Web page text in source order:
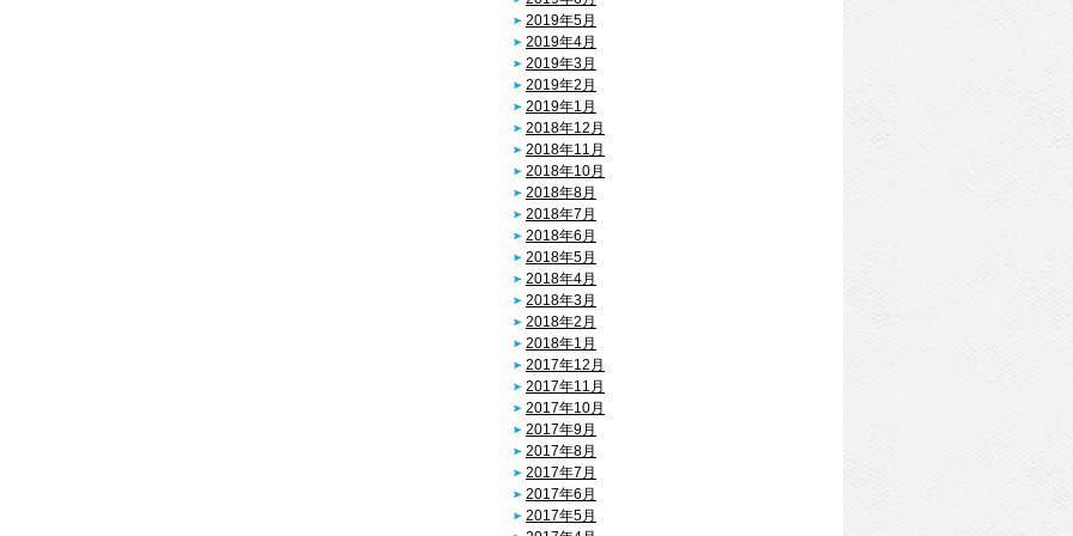
2019年5月
2019年4月
2019年3月
2019年2月
2019年1月
2018年12月
2018年11月
2018年10月
2018年8月
2018年7月
2018年6月
2018年5月
2018年4月
2018年3月
2018年2月
2018年1月
2017年12月
2017年11月
2017年10月
2017年9月
2017年8月
2017年7月
2017年6月
2017年5月